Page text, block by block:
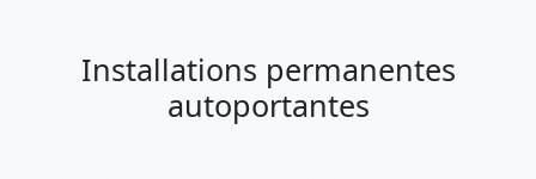
Installations permanentes
autoportantes